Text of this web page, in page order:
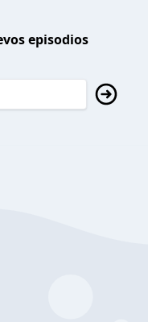
episodios